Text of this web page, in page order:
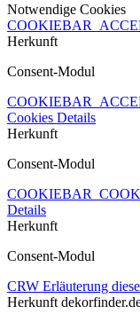
Notwendige Cookies
Herkunft
Consent-Modul
Cookies Details
Herkunft
Consent-Modul
Details
Herkunft
Consent-Modul
CRW Erläuterung
Herkunft